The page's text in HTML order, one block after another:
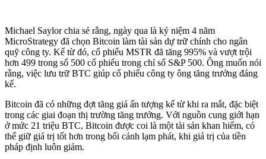
Michael Saylor chia sẻ rằng, ngày qua là kỷ niệm 4 năm
MicroStrategy đã chọn Bitcoin làm tài sản dự trữ chính cho ngân
quỹ công ty. Kể từ đó, cổ phiếu MSTR đã tăng 995% và vượt trội
hơn 499 trong số 500 cổ phiếu trong chỉ số S&P 500. Ông muốn nói
rằng, việc lưu trữ BTC giúp cổ phiếu công ty ông tăng trưởng đáng
kể.
Bitcoin đã có những đợt tăng giá ấn tượng kể từ khi ra mắt, đặc biệt
trong các giai đoạn thị trường tăng trưởng. Với nguồn cung giới hạn
ở mức 21 triệu BTC, Bitcoin được coi là một tài sản khan hiếm, có
thể giữ giá trị tốt hơn trong bối cảnh lạm phát, khi giá trị của tiền
pháp định luôn giảm.